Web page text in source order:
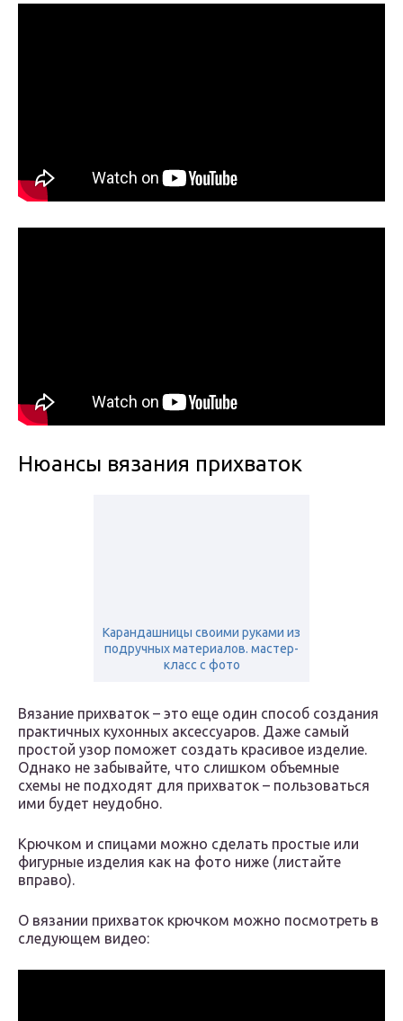
Нюансы вязания прихваток
Карандашницы своими руками из
подручных материалов. мастер-
класс с фото
Вязание прихваток – это еще один способ создания
практичных кухонных аксессуаров. Даже самый
простой узор поможет создать красивое изделие.
Однако не забывайте, что слишком объемные
схемы не подходят для прихваток – пользоваться
ими будет неудобно.
Крючком и спицами можно сделать простые или
фигурные изделия как на фото ниже (листайте
вправо).
О вязании прихваток крючком можно посмотреть в
следующем видео: